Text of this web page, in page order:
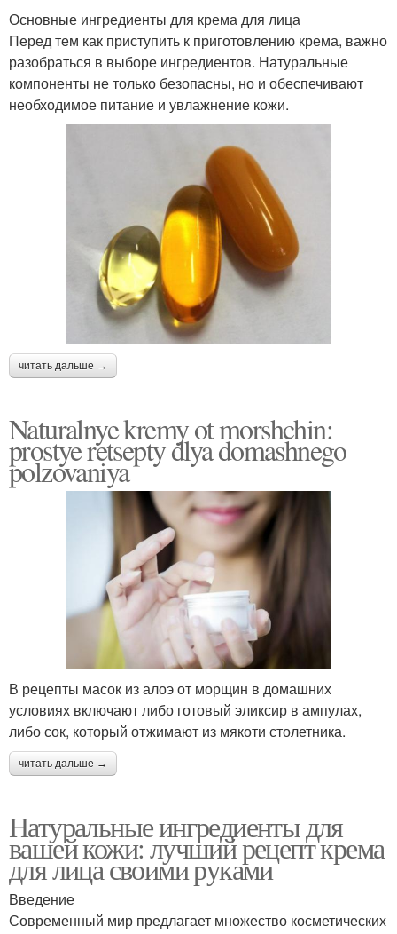
Основные ингредиенты для крема для лица
Перед тем как приступить к приготовлению крема, важно
разобраться в выборе ингредиентов. Натуральные
компоненты не только безопасны, но и обеспечивают
необходимое питание и увлажнение кожи.
читать дальше →
Naturalnye kremy ot morshchin:
prostye retsepty dlya domashnego
polzovaniya
В рецепты масок из алоэ от морщин в домашних
условиях включают либо готовый эликсир в ампулах,
либо сок, который отжимают из мякоти столетника.
читать дальше →
Натуральные ингредиенты для
вашей кожи: лучший рецепт крема
для лица своими руками
Введение
Современный мир предлагает множество косметических